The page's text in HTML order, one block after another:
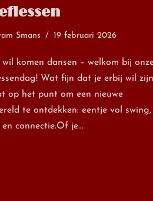
Smans 19 februari 2026
wil komen dansen – welkom bij
Wat fijn dat je erbij wil
op het punt om een nieuwe
te ontdekken: eentje vol swing,
en connectie.Of je…